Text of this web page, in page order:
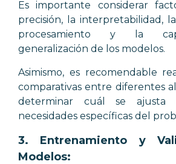
Es importante considerar
precisión, la interpretabilidad,
procesamiento y la
generalización de los modelos.
Asimismo, es recomendable
comparativas entre diferentes
determinar cuál se ajusta
necesidades específicas del
3. Entrenamiento y
Modelos: